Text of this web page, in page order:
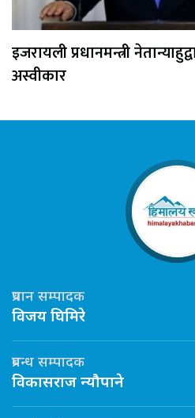
इजरायली प्रधानमन्त्री
अस्वीकार
प्रधान सम्पादक
विजय घिमिरे
प्रबन्ध सम्पादक
विकासराज न्यौपाने